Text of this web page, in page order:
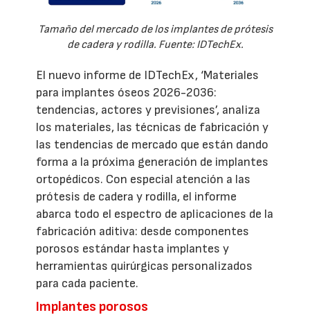
Tamaño del mercado de los implantes de prótesis
de cadera y rodilla. Fuente: IDTechEx.
El nuevo informe de IDTechEx, ‘Materiales
para implantes óseos 2026-2036:
tendencias, actores y previsiones’, analiza
los materiales, las técnicas de fabricación y
las tendencias de mercado que están dando
forma a la próxima generación de implantes
ortopédicos. Con especial atención a las
prótesis de cadera y rodilla, el informe
abarca todo el espectro de aplicaciones de la
fabricación aditiva: desde componentes
porosos estándar hasta implantes y
herramientas quirúrgicas personalizados
para cada paciente.
Implantes porosos